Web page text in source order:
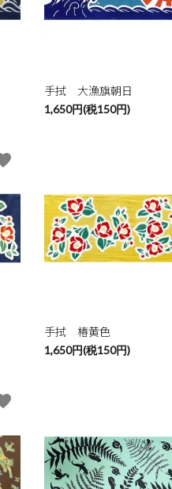
手拭 大漁旗朝日
1,650円(税150円)
手拭 椿黄色
1,650円(税150円)
検索する